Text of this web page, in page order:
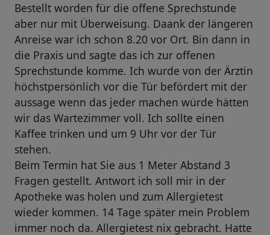
Bestellt worden für die offene Sprechstunde
aber nur mit Überweisung. Daank der längeren
Anreise war ich schon 8.20 vor Ort. Bin dann in
die Praxis und sagte das ich zur offenen
Sprechstunde komme. Ich wurde von der Ärztin
höchstpersönlich vor die Tür befördert mit der
aussage wenn das jeder machen würde hätten
wir das Wartezimmer voll. Ich sollte einen
Kaffee trinken und um 9 Uhr vor der Tür
stehen.
Beim Termin hat Sie aus 1 Meter Abstand 3
Fragen gestellt. Antwort ich soll mir in der
Apotheke was holen und zum Allergietest
wieder kommen. 14 Tage später mein Problem
immer noch da. Allergietest nix gebracht. Hatte